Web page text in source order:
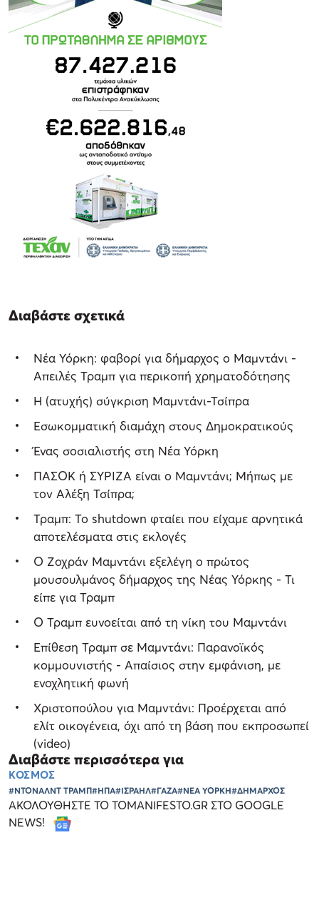
Διαβάστε σχετικά
Νέα Υόρκη: φαβορί για δήμαρχος ο Μαμντάνι -
Απειλές Τραμπ για περικοπή χρηματοδότησης
Η (ατυχής) σύγκριση Μαμντάνι-Τσίπρα
Εσωκομματική διαμάχη στους Δημοκρατικούς
Ένας σοσιαλιστής στη Νέα Υόρκη
ΠΑΣΟΚ ή ΣΥΡΙΖΑ είναι ο Μαμντάνι; Μήπως με
τον Αλέξη Τσίπρα;
Τραμπ: Το shutdown φταίει που είχαμε αρνητικά
αποτελέσματα στις εκλογές
Ο Ζοχράν Μαμντάνι εξελέγη ο πρώτος
μουσουλμάνος δήμαρχος της Νέας Υόρκης - Τι
είπε για Τραμπ
Ο Τραμπ ευνοείται από τη νίκη του Μαμντάνι
Επίθεση Τραμπ σε Μαμντάνι: Παρανοϊκός
κομμουνιστής - Απαίσιος στην εμφάνιση, με
ενοχλητική φωνή
Χριστοπούλου για Μαμντάνι: Προέρχεται από
ελίτ οικογένεια, όχι από τη βάση που εκπροσωπεί
(video)
Διαβάστε περισσότερα για
ΚΟΣΜΟΣ
#ΝΤΟΝΑΛΝΤ ΤΡΑΜΠ#ΗΠΑ#ΙΣΡΑΗΛ#ΓΑΖΑ#ΝΕΑ ΥΟΡΚΗ#ΔΗΜΑΡΧΟΣ
ΑΚΟΛΟΥΘΗΣΤΕ ΤΟ TOMANIFESTO.GR ΣΤΟ GOOGLE
NEWS!